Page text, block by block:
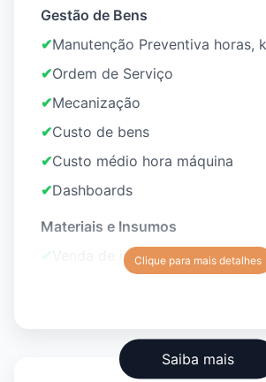
Gestão de Bens
✔Manutenção Preventiva horas,
✔Ordem de Serviço
✔Mecanização
✔Custo de bens
✔Custo médio hora máquina
✔Dashboards
Materiais e Insumos
✔Venda de insumosClique para mais detalhes
Saiba mais